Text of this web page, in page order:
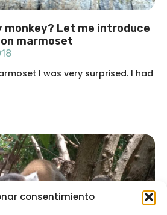
consentimiento
monkey? Let me introduce
marmoset
I was very surprised. I had